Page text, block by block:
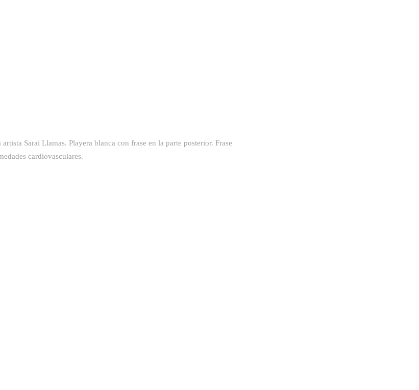
Sarai Llamas. Playera blanca con frase en la parte posterior. Frase
cardiovasculares.